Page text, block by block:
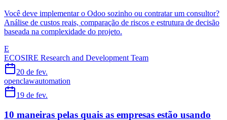
Você deve implementar o Odoo sozinho ou contratar um consultor?
Análise de custos reais, comparação de riscos e estrutura de decisão
baseada na complexidade do projeto.
E
ECOSIRE Research and Development Team
20 de fev.
openclawautomation
19 de fev.
10 maneiras pelas quais as empresas estão usando